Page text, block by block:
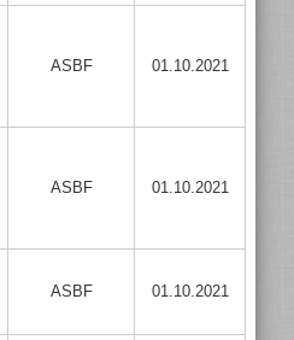
ASBF 01.10.2021
ASBF 01.10.2021
ASBF 01.10.2021